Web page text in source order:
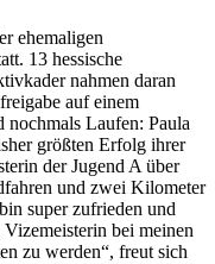
ehemaligen
13 hessische
nahmen daran
auf einem
nochmals Laufen: Paula
größten Erfolg ihrer
der Jugend A über
und zwei Kilometer
super zufrieden und
bei meinen
zu werden“, freut sich